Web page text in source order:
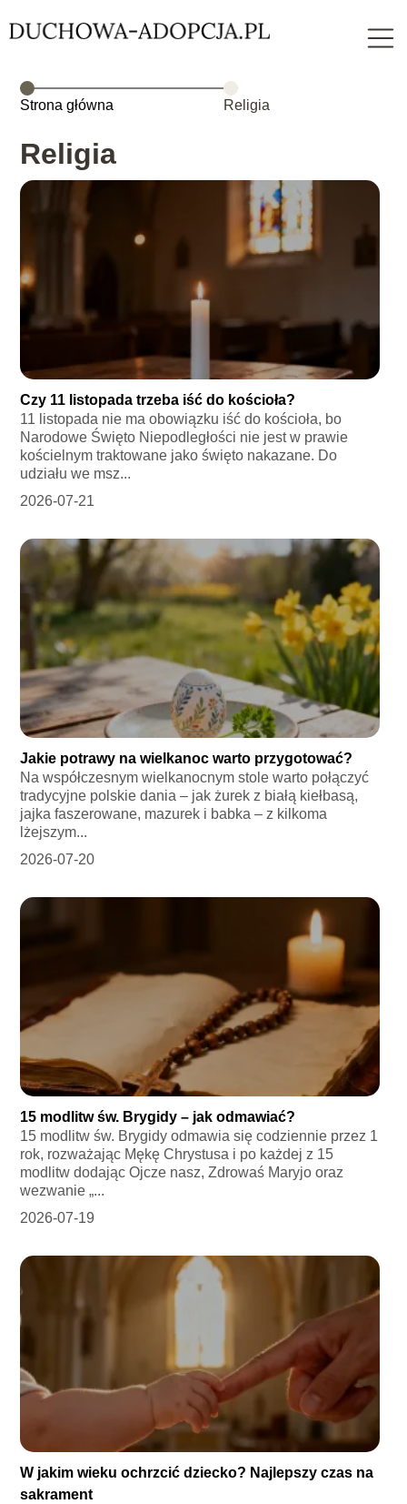
Strona główna Religia
Religia
Czy 11 listopada trzeba iść do kościoła?
11 listopada nie ma obowiązku iść do kościoła, bo
Narodowe Święto Niepodległości nie jest w prawie
kościelnym traktowane jako święto nakazane. Do
udziału we msz...
2026-07-21
Jakie potrawy na wielkanoc warto przygotować?
Na współczesnym wielkanocnym stole warto połączyć
tradycyjne polskie dania – jak żurek z białą kiełbasą,
jajka faszerowane, mazurek i babka – z kilkoma
lżejszym...
2026-07-20
15 modlitw św. Brygidy – jak odmawiać?
15 modlitw św. Brygidy odmawia się codziennie przez 1
rok, rozważając Mękę Chrystusa i po każdej z 15
modlitw dodając Ojcze nasz, Zdrowaś Maryjo oraz
wezwanie „...
2026-07-19
W jakim wieku ochrzcić dziecko? Najlepszy czas na
sakrament